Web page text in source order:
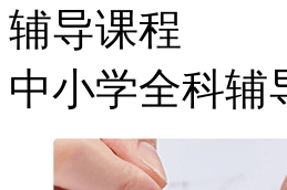
辅导课程
中小学全科辅